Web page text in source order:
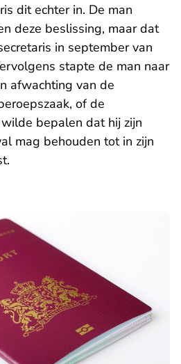
dit echter in. De man
deze beslissing, maar dat
in september van
stapte de man naar
afwachting van de
of de
bepalen dat hij zijn
mag behouden tot in zijn